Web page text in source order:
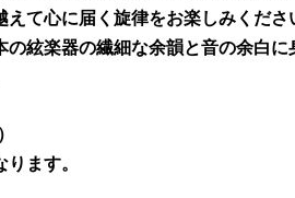
て心に届く旋律をお楽しみくださ
絃楽器の繊細な余韻と音の余白に
ます。